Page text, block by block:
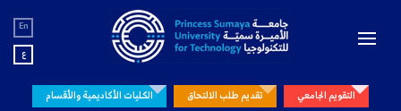
En
ع
التقويم الجامعي تقديم طلب الالتحاق الكليات الأكاديمية والأقسام